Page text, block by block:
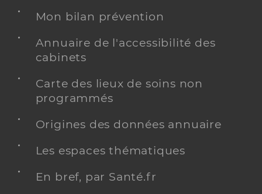
Mon bilan prévention
Annuaire de l'accessibilité des
cabinets
Carte des lieux de soins non
programmés
Origines des données annuaire
Les espaces thématiques
En bref, par Santé.fr